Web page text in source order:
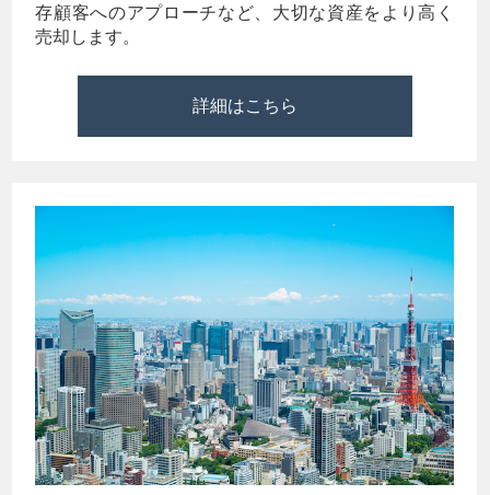
存顧客へのアプローチなど、大切な資産をより高く
売却します。
詳細はこちら